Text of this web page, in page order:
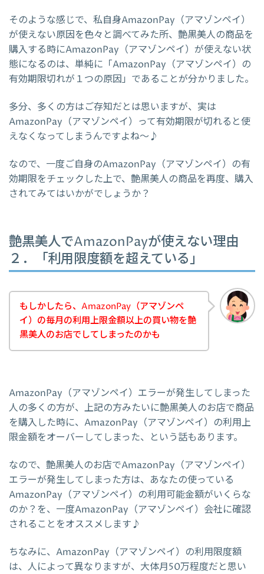
そのような感じで、私自身AmazonPay（アマゾンペイ）
が使えない原因を色々と調べてみた所、艶黒美人の商品を
購入する時にAmazonPay（アマゾンペイ）が使えない状
態になるのは、単純に「AmazonPay（アマゾンペイ）の
有効期限切れが１つの原因」であることが分かりました。
多分、多くの方はご存知だとは思いますが、実は
AmazonPay（アマゾンペイ）って有効期限が切れると使
えなくなってしまうんですよね～♪
なので、一度ご自身のAmazonPay（アマゾンペイ）の有
効期限をチェックした上で、艶黒美人の商品を再度、購入
されてみてはいかがでしょうか？
艶黒美人でAmazonPayが使えない理由
２．「利用限度額を超えている」
もしかしたら、AmazonPay（アマゾンペ
イ）の毎月の利用上限金額以上の買い物を艶
黒美人のお店でしてしまったのかも
AmazonPay（アマゾンペイ）エラーが発生してしまった
人の多くの方が、上記の方みたいに艶黒美人のお店で商品
を購入した時に、AmazonPay（アマゾンペイ）の利用上
限金額をオーバーしてしまった、という話もあります。
なので、艶黒美人のお店でAmazonPay（アマゾンペイ）
エラーが発生してしまった方は、あなたの使っている
AmazonPay（アマゾンペイ）の利用可能金額がいくらな
のか？を、一度AmazonPay（アマゾンペイ）会社に確認
されることをオススメします♪
ちなみに、AmazonPay（アマゾンペイ）の利用限度額
は、人によって異なりますが、大体月50万程度だと思い